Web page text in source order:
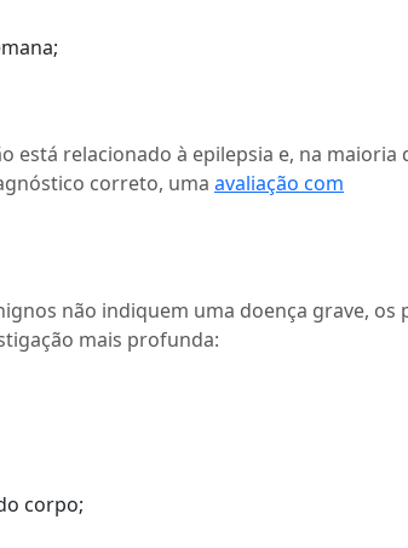
está relacionado à epilepsia e, na maioria
correto, uma avaliação com
não indiquem uma doença grave, os
mais profunda:
corpo;